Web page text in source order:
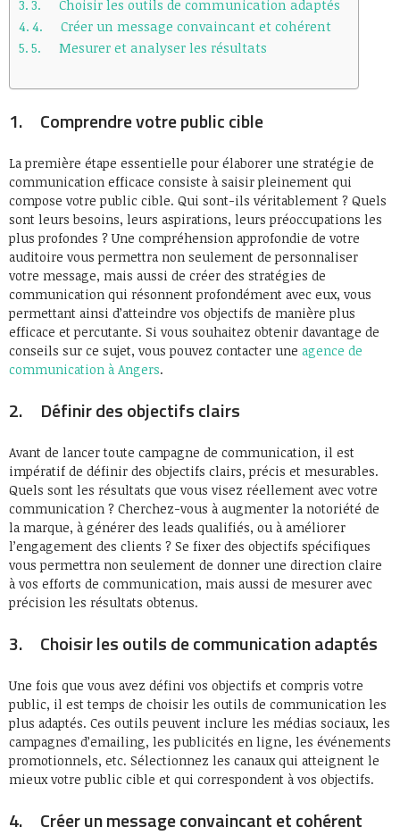
3. Choisir les outils de communication adaptés
4. Créer un message convaincant et cohérent
5. Mesurer et analyser les résultats
1. Comprendre votre public cible
La première étape essentielle pour élaborer une stratégie de
communication efficace consiste à saisir pleinement qui
compose votre public cible. Qui sont-ils véritablement ? Quels
sont leurs besoins, leurs aspirations, leurs préoccupations les
plus profondes ? Une compréhension approfondie de votre
auditoire vous permettra non seulement de personnaliser
votre message, mais aussi de créer des stratégies de
communication qui résonnent profondément avec eux, vous
permettant ainsi d’atteindre vos objectifs de manière plus
efficace et percutante. Si vous souhaitez obtenir davantage de
conseils sur ce sujet, vous pouvez contacter une agence de
communication à Angers.
2. Définir des objectifs clairs
Avant de lancer toute campagne de communication, il est
impératif de définir des objectifs clairs, précis et mesurables.
Quels sont les résultats que vous visez réellement avec votre
communication ? Cherchez-vous à augmenter la notoriété de
la marque, à générer des leads qualifiés, ou à améliorer
l’engagement des clients ? Se fixer des objectifs spécifiques
vous permettra non seulement de donner une direction claire
à vos efforts de communication, mais aussi de mesurer avec
précision les résultats obtenus.
3. Choisir les outils de communication adaptés
Une fois que vous avez défini vos objectifs et compris votre
public, il est temps de choisir les outils de communication les
plus adaptés. Ces outils peuvent inclure les médias sociaux, les
campagnes d’emailing, les publicités en ligne, les événements
promotionnels, etc. Sélectionnez les canaux qui atteignent le
mieux votre public cible et qui correspondent à vos objectifs.
4. Créer un message convaincant et cohérent